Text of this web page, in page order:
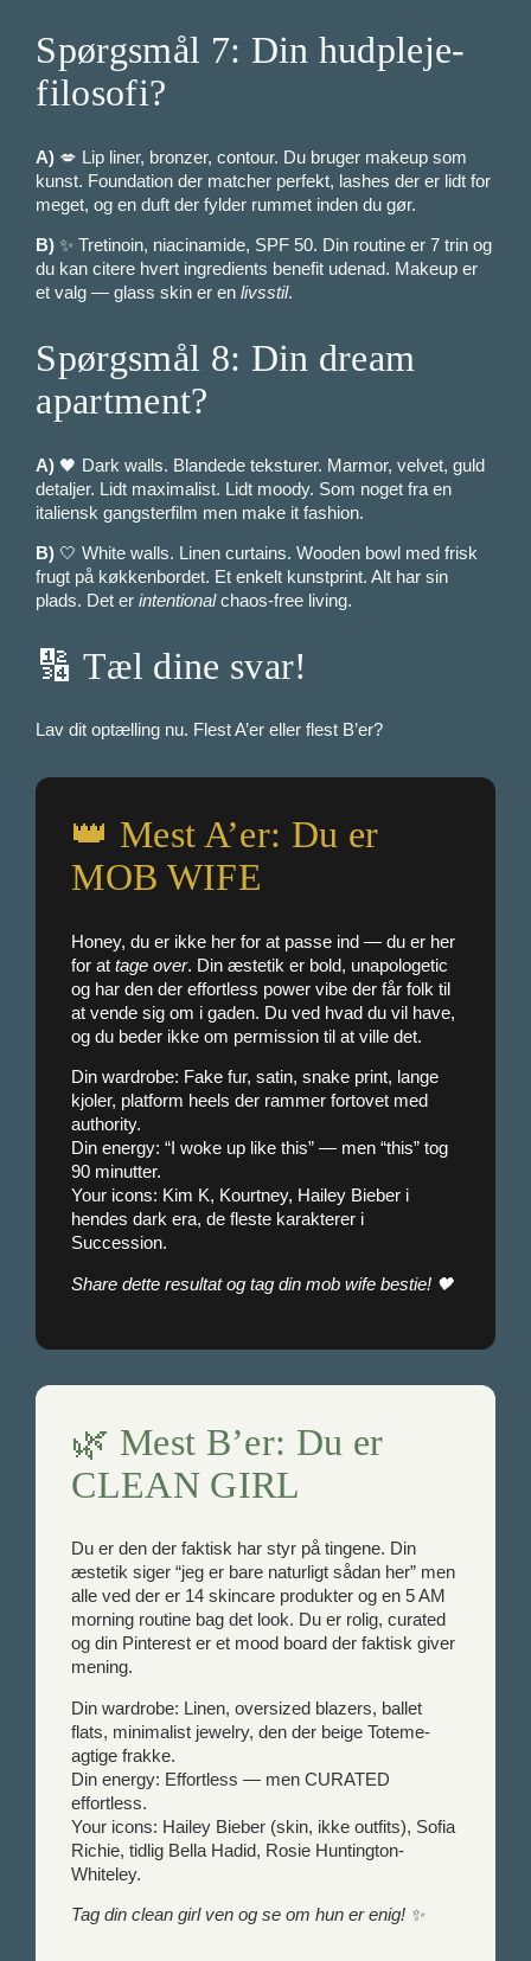
Spørgsmål 7: Din hudpleje-
filosofi?
A) 💋 Lip liner, bronzer, contour. Du bruger makeup som
kunst. Foundation der matcher perfekt, lashes der er lidt for
meget, og en duft der fylder rummet inden du gør.
B) ✨ Tretinoin, niacinamide, SPF 50. Din routine er 7 trin og
du kan citere hvert ingredients benefit udenad. Makeup er
et valg — glass skin er enlivsstil.
Spørgsmål 8: Din dream
apartment?
A) 🖤 Dark walls. Blandede teksturer. Marmor, velvet, guld
detaljer. Lidt maximalist. Lidt moody. Som noget fra en
italiensk gangsterfilm men make it fashion.
B) 🤍 White walls. Linen curtains. Wooden bowl med frisk
frugt på køkkenbordet. Et enkelt kunstprint. Alt har sin
plads. Det erintentionalchaos-free living.
🔢 Tæl dine svar!
Lav dit optælling nu. Flest A’er eller flest B’er?
👑 Mest A’er: Du er
MOB WIFE
Honey, du er ikke her for at passe ind — du er her
for attage over. Din æstetik er bold, unapologetic
og har den der effortless power vibe der får folk til
at vende sig om i gaden. Du ved hvad du vil have,
og du beder ikke om permission til at ville det.
Din wardrobe: Fake fur, satin, snake print, lange
kjoler, platform heels der rammer fortovet med
authority.
Din energy: “I woke up like this” — men “this” tog
90 minutter.
Your icons: Kim K, Kourtney, Hailey Bieber i
hendes dark era, de fleste karakterer i
Succession.
Share dette resultat og tag din mob wife bestie! 🖤
🌿 Mest B’er: Du er
CLEAN GIRL
Du er den der faktisk har styr på tingene. Din
æstetik siger “jeg er bare naturligt sådan her” men
alle ved der er 14 skincare produkter og en 5 AM
morning routine bag det look. Du er rolig, curated
og din Pinterest er et mood board der faktisk giver
mening.
Din wardrobe: Linen, oversized blazers, ballet
flats, minimalist jewelry, den der beige Toteme-
agtige frakke.
Din energy: Effortless — men CURATED
effortless.
Your icons: Hailey Bieber (skin, ikke outfits), Sofia
Richie, tidlig Bella Hadid, Rosie Huntington-
Whiteley.
Tag din clean girl ven og se om hun er enig! ✨